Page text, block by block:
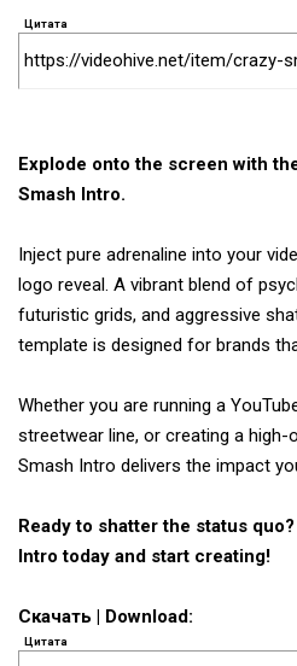
Цитата
https://videohive.net/item/crazy-
Explode onto the screen with
Smash Intro.
Inject pure adrenaline into your
logo reveal. A vibrant blend of
futuristic grids, and aggressive
template is designed for brands
Whether you are running a
streetwear line, or creating a
Smash Intro delivers the impact
Ready to shatter the status
Intro today and start creating!
Скачать | Download:
Цитата